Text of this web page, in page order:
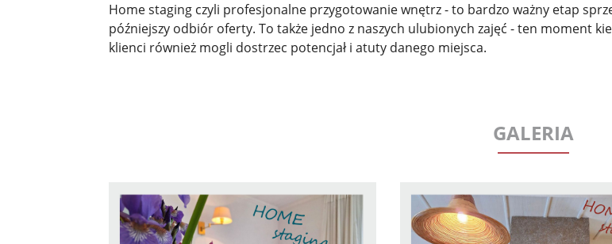
Home staging czyli profesjonalne przygotowanie wnętrz - to bardzo ważny etap
późniejszy odbiór oferty. To także jedno z naszych ulubionych zajęć - ten moment
klienci również mogli dostrzec potencjał i atuty danego miejsca.
GALERIA